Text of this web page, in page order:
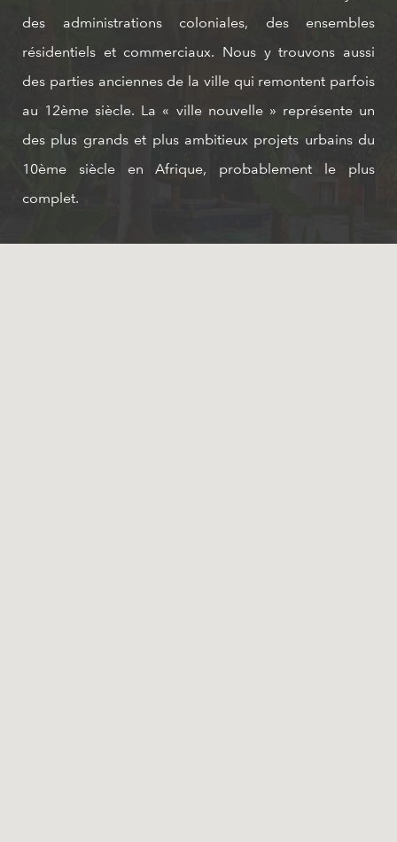
des administrations coloniales, des ensembles
résidentiels et commerciaux. Nous y trouvons aussi
des parties anciennes de la ville qui remontent parfois
au 12ème siècle. La « ville nouvelle » représente un
des plus grands et plus ambitieux projets urbains du
10ème siècle en Afrique, probablement le plus
complet.